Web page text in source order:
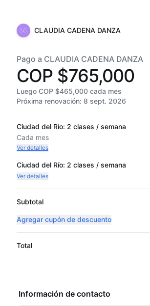
CLAUDIA CADENA DANZA
Pago a CLAUDIA CADENA DANZA
COP $765,000
Luego COP $465,000 cada mes
Próxima renovación: 8 sept. 2026
Ciudad del Río: 2 clases / semana
Cada mes
Ver detalles
Ciudad del Río: 2 clases / semana
Ver detalles
Subtotal
Agregar cupón de descuento
Total
Información de contacto